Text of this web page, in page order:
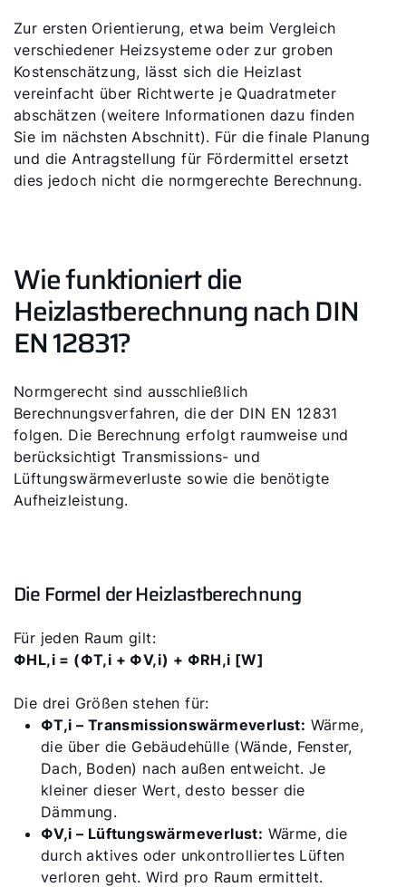
Zur ersten Orientierung, etwa beim Vergleich
verschiedener Heizsysteme oder zur groben
Kostenschätzung, lässt sich die Heizlast
vereinfacht über Richtwerte je Quadratmeter
abschätzen (weitere Informationen dazu finden
Sie im nächsten Abschnitt). Für die finale Planung
und die Antragstellung für Fördermittel ersetzt
dies jedoch nicht die normgerechte Berechnung.
Wie funktioniert die
Heizlastberechnung nach DIN
EN 12831?
Normgerecht sind ausschließlich
Berechnungsverfahren, die der DIN EN 12831
folgen. Die Berechnung erfolgt raumweise und
berücksichtigt Transmissions- und
Lüftungswärmeverluste sowie die benötigte
Aufheizleistung.
Die Formel der Heizlastberechnung
Für jeden Raum gilt:
ΦHL,i = (ΦT,i + ΦV,i) + ΦRH,i [W]
Die drei Größen stehen für:
ΦT,i – Transmissionswärmeverlust: Wärme,
die über die Gebäudehülle (Wände, Fenster,
Dach, Boden) nach außen entweicht. Je
kleiner dieser Wert, desto besser die
Dämmung.
ΦV,i – Lüftungswärmeverlust: Wärme, die
durch aktives oder unkontrolliertes Lüften
verloren geht. Wird pro Raum ermittelt.